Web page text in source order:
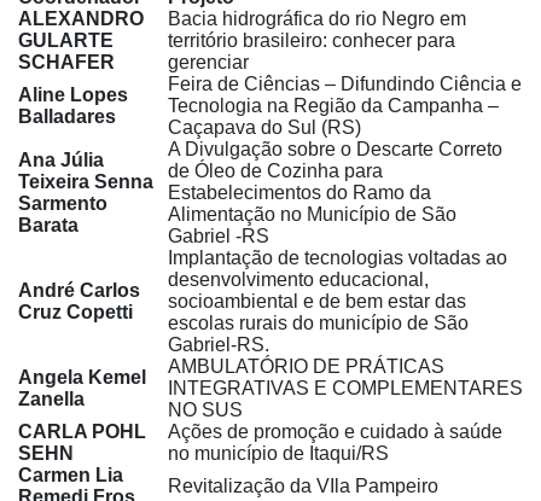
ALEXANDRO
GULARTE
SCHAFER
Bacia hidrográfica do rio Negro em
território brasileiro: conhecer para
gerenciar
Aline Lopes
Balladares
Feira de Ciências – Difundindo Ciência e
Tecnologia na Região da Campanha –
Caçapava do Sul (RS)
Ana Júlia
Teixeira Senna
Sarmento
Barata
A Divulgação sobre o Descarte Correto
de Óleo de Cozinha para
Estabelecimentos do Ramo da
Alimentação no Município de São
Gabriel -RS
André Carlos
Cruz Copetti
Implantação de tecnologias voltadas ao
desenvolvimento educacional,
socioambiental e de bem estar das
escolas rurais do município de São
Gabriel-RS.
Angela Kemel
Zanella
AMBULATÓRIO DE PRÁTICAS
INTEGRATIVAS E COMPLEMENTARES
NO SUS
CARLA POHL
SEHN
Ações de promoção e cuidado à saúde
no município de Itaqui/RS
Carmen Lia
Remedi Fros
Revitalização da VIla Pampeiro